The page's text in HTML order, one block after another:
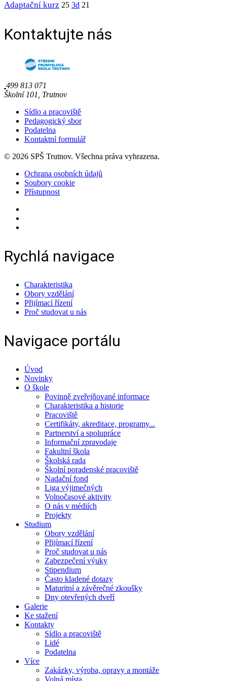
Adaptační kurz 25 3d 21
Kontaktujte nás
499 813 071
Školní 101, Trutnov
Sídlo a pracoviště
Pedagogický sbor
Podatelna
Kontaktní formulář
© 2026 SPŠ Trutnov. Všechna práva vyhrazena.
Ochrana osobních údajů
Soubory cookie
Přístupnost
Rychlá navigace
Charakteristika
Obory vzdělání
Přijímací řízení
Proč studovat u nás
Navigace portálu
Úvod
Novinky
O škole
Povinně zveřejňované informace
Charakteristika a historie
Pracoviště
Certifikáty, akreditace, programy...
Partnerství a spolupráce
Informační zpravodaje
Fakultní škola
Školská rada
Školní poradenské pracoviště
Nadační fond
Liga výjimečných
Volnočasové aktivity
O nás v médiích
Projekty
Studium
Obory vzdělání
Přijímací řízení
Proč studovat u nás
Zabezpečení výuky
Stipendium
Často kladené dotazy
Maturitní a závěrečné zkoušky
Dny otevřených dveří
Galerie
Ke stažení
Kontakty
Sídlo a pracoviště
Lidé
Podatelna
Více
Zakázky, výroba, opravy a montáže